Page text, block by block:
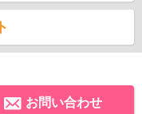
お問い合わせ